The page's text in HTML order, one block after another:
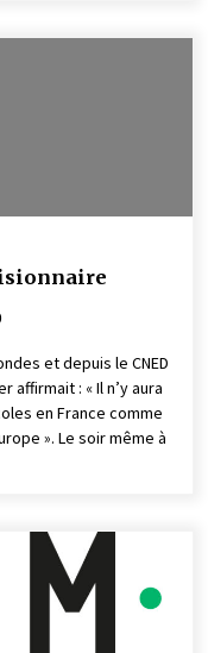
et depuis le CNED
affirmait : « Il n’y aura
en France comme
». Le soir même à